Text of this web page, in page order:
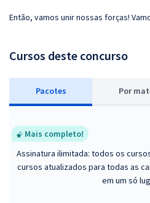
Então, vamos unir nossas forças!
Cursos deste concurso
Pacotes Por
Mais completo!
Assinatura ilimitada: todos os
cursos atualizados para todas as
em um só